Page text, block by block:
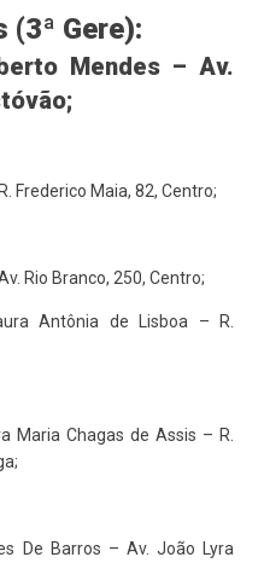
(3ª Gere):
Mendes – Av.
Frederico Maia, 82, Centro;
Rio Branco, 250, Centro;
Antônia de Lisboa – R.
Maria Chagas de Assis – R.
De Barros – Av. João Lyra